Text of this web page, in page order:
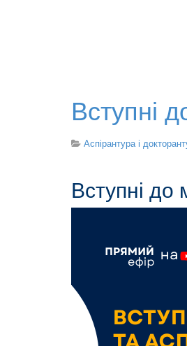
Вступні
Аспірантура і
Вступні до